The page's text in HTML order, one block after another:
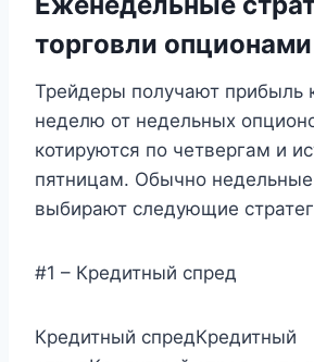
торговли опционами
Трейдеры получают прибыль
неделю от недельных
котируются по четвергам и
пятницам. Обычно
выбирают следующие
#1 – Кредитный спред
Кредитный спредКредитный